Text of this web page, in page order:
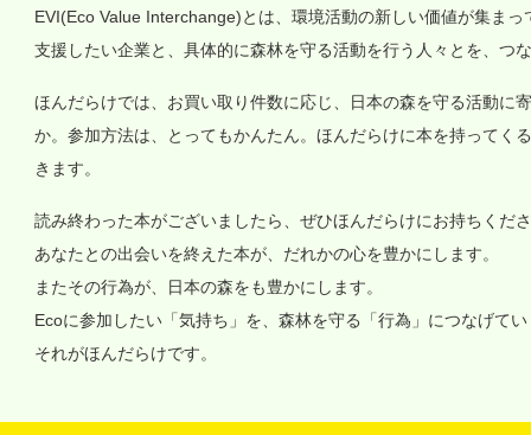
EVI(Eco Value Interchange)とは、環境活動の新しい価値が集ま
支援したい企業と、具体的に森林を守る活動を行う人々とを、つ
ほんだらけでは、お買い取り件数に応じ、日本の森を守る活動に
か。参加方法は、とってもかんたん。ほんだらけに本を持ってく
きます。
読み終わった本がございましたら、ぜひほんだらけにお持ちくだ
あなたとの出会いを終えた本が、だれかの心を豊かにします。
またその行為が、日本の森をも豊かにします。
Ecoに参加したい「気持ち」を、森林を守る「行為」につなげて
それがほんだらけです。